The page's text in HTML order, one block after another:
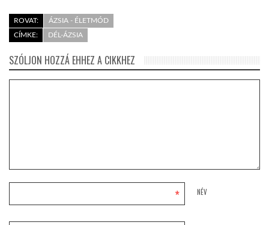
ROVAT:
ÁZSIA - ÉLETMÓD
CÍMKE:
DÉL-ÁZSIA
SZÓLJON HOZZÁ EHHEZ A CIKKHEZ
NÉV
*